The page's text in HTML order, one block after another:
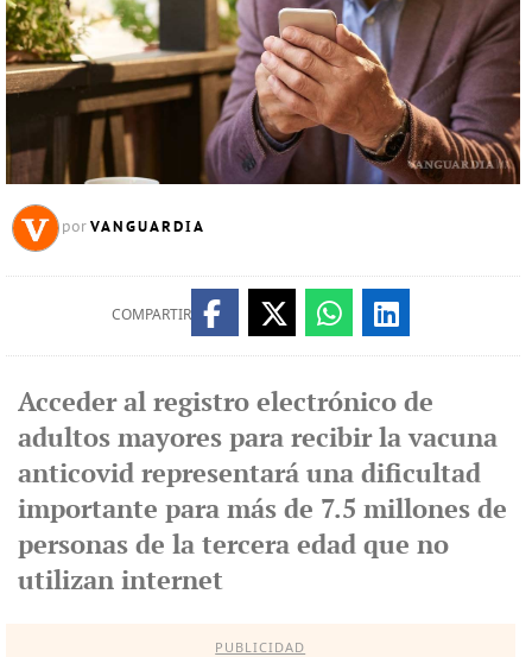
por VANGUARDIA
COMPARTIR
Acceder al registro electrónico de
adultos mayores para recibir la vacuna
anticovid representará una dificultad
importante para más de 7.5 millones de
personas de la tercera edad que no
utilizan internet
PUBLICIDAD